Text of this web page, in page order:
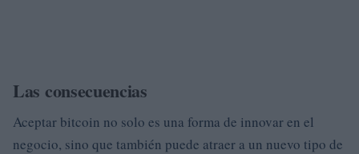
Las consecuencias
Aceptar bitcoin no solo es una forma de innovar en el
negocio, sino que también puede atraer a un nuevo tipo de